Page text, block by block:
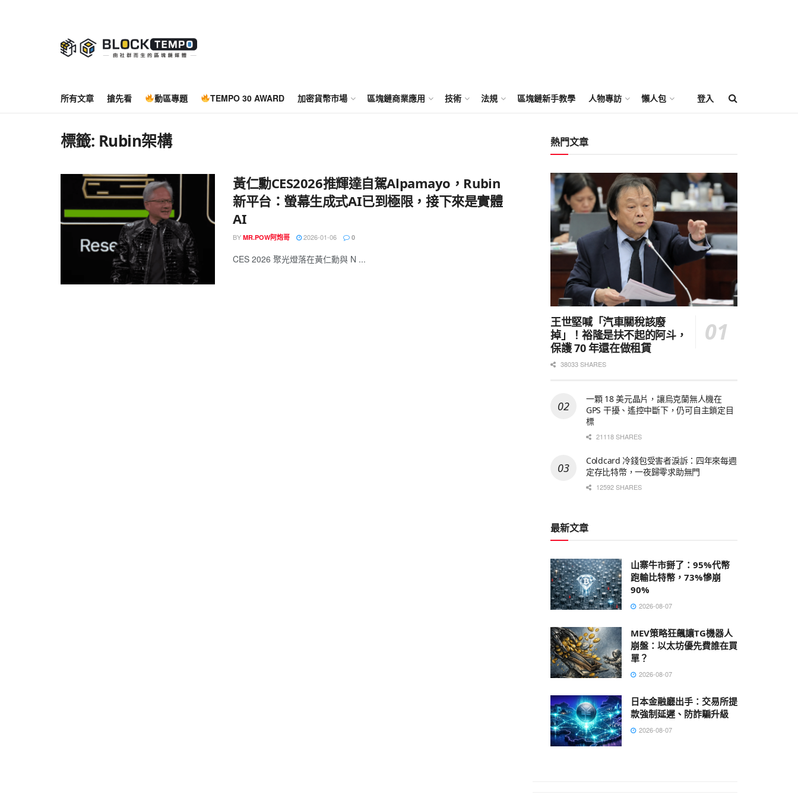
所有文章 搶先看 動區專題 TEMPO 30 AWARD 加密貨幣市場 區塊鏈商業應用 技術 法規 區塊鏈新手教學 人物專訪 懶人包 登入
標籤: Rubin架構
黃仁勳CES2026推輝達自駕Alpamayo，Rubin
新平台：螢幕生成式AI已到極限，接下來是實體
AI
BY MR.POW阿炮哥 2026-01-06 0
CES 2026 聚光燈落在黃仁勳與 N ...
熱門文章
王世堅喊「汽車關稅該廢
掉」！裕隆是扶不起的阿斗，
保護 70 年還在做租賃
38033 SHARES
一顆 18 美元晶片，讓烏克蘭無人機在
GPS 干擾、遙控中斷下，仍可自主鎖定目
標
21118 SHARES
Coldcard 冷錢包受害者淚訴：四年來每週
定存比特幣，一夜歸零求助無門
12592 SHARES
最新文章
山寨牛市掰了：95%代幣
跑輸比特幣，73%慘崩
90%
2026-08-07
MEV策略狂飆讓TG機器人
崩盤：以太坊優先費誰在買
單？
2026-08-07
日本金融廳出手：交易所提
款強制延遲、防詐騙升級
2026-08-07